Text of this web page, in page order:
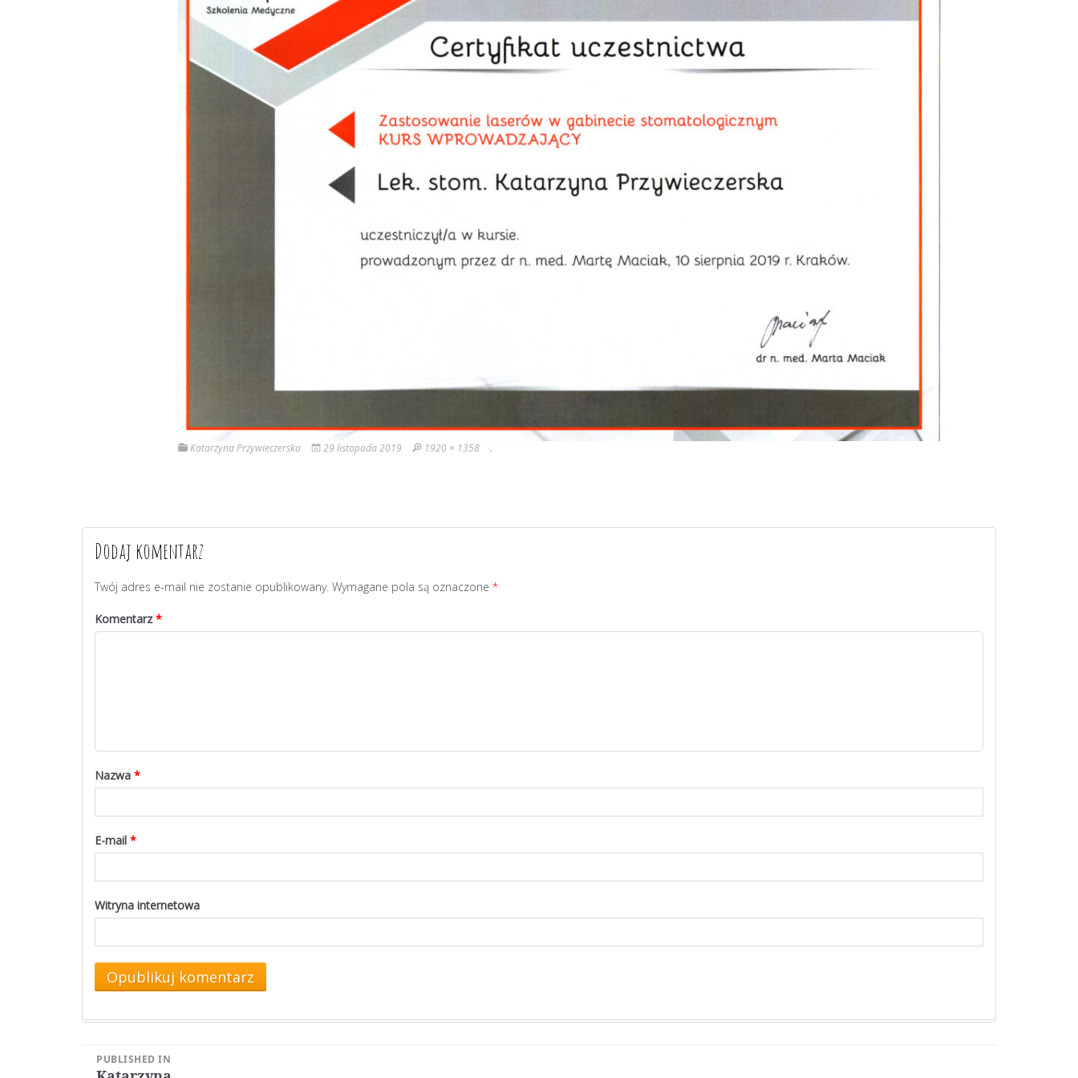
Katarzyna Przywieczerska 29 listopada 2019 1920 × 1358 .
Dodaj komentarz
Twój adres e-mail nie zostanie opublikowany. Wymagane pola są oznaczone *
Komentarz *
Nazwa *
E-mail *
Witryna internetowa
Nawigacja
PUBLISHED IN